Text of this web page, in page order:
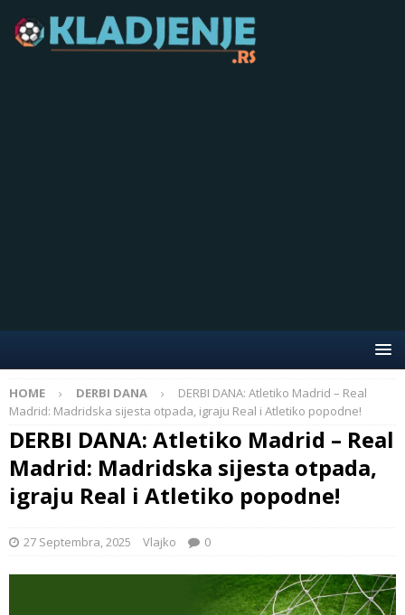
HOME DERBI DANA
DERBI DANA: Atletiko Madrid – Real
Madrid: Madridska sijesta otpada, igraju Real i Atletiko popodne!
DERBI DANA: Atletiko Madrid – Real
Madrid: Madridska sijesta otpada,
igraju Real i Atletiko popodne!
27 Septembra, 2025 Vlajko 0